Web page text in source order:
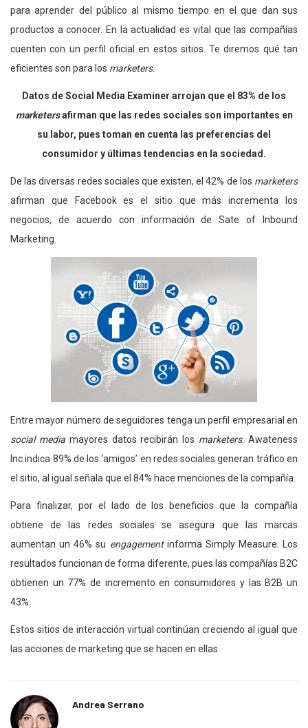
para aprender del público al mismo tiempo en el que dan sus
productos a conocer. En la actualidad es vital que las compañías
cuenten con un perfil oficial en estos sitios. Te diremos qué tan
eficientes son para los marketers.
Datos de Social Media Examiner arrojan que el 83% de los
marketersafirman que las redes sociales son importantes en
su labor, pues toman en cuenta las preferencias del
consumidor y últimas tendencias en la sociedad.
De las diversas redes sociales que existen, el 42% de los marketers
afirman que Facebook es el sitio que más incrementa los
negocios, de acuerdo con información de Sate of Inbound
Marketing.
Entre mayor número de seguidores tenga un perfil empresarial en
social mediamayores datos recibirán los marketers. Awateness
Inc indica 89% de los ‘amigos’ en redes sociales generan tráfico en
el sitio, al igual señala que el 84% hace menciones de la compañía.
Para finalizar, por el lado de los beneficios que la compañía
obtiene de las redes sociales se asegura que las marcas
aumentan un 46% su engagementinforma Simply Measure. Los
resultados funcionan de forma diferente, pues las compañías B2C
obtienen un 77% de incremento en consumidores y las B2B un
43%.
Estos sitios de interacción virtual continúan creciendo al igual que
las acciones de marketing que se hacen en ellas.
Andrea Serrano